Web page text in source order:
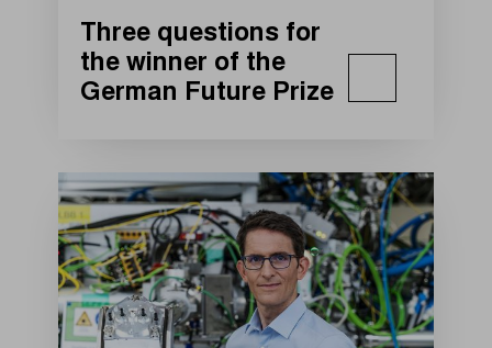
Three questions for
the winner of the
German Future Prize